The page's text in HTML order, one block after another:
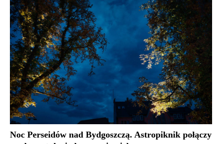
Noc Perseidów nad Bydgoszczą. Astropiknik połączy